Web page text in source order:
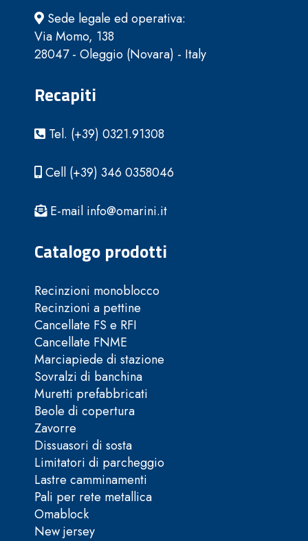
Sede legale ed operativa:
Via Momo, 138
28047 - Oleggio (Novara) - Italy
Recapiti
Tel. (+39) 0321.91308
Cell (+39) 346 0358046
E-mail info@omarini.it
Catalogo prodotti
Recinzioni monoblocco
Recinzioni a pettine
Cancellate FS e RFI
Cancellate FNME
Marciapiede di stazione
Sovralzi di banchina
Muretti prefabbricati
Beole di copertura
Zavorre
Dissuasori di sosta
Limitatori di parcheggio
Lastre camminamenti
Pali per rete metallica
Omablock
New jersey